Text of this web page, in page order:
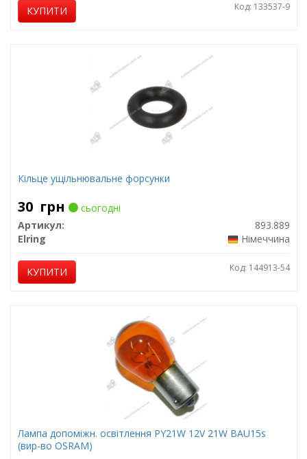
КУПИТИ Код: 133537-9
Кільце ущільнювальне форсунки
30 грн
сьогодні
Артикул:
893.889
Elring
Німеччина
КУПИТИ Код: 144913-54
Лампа допоміжн. освітлення РY21W 12V 21W ВАU15s
(вир-во OSRAM)